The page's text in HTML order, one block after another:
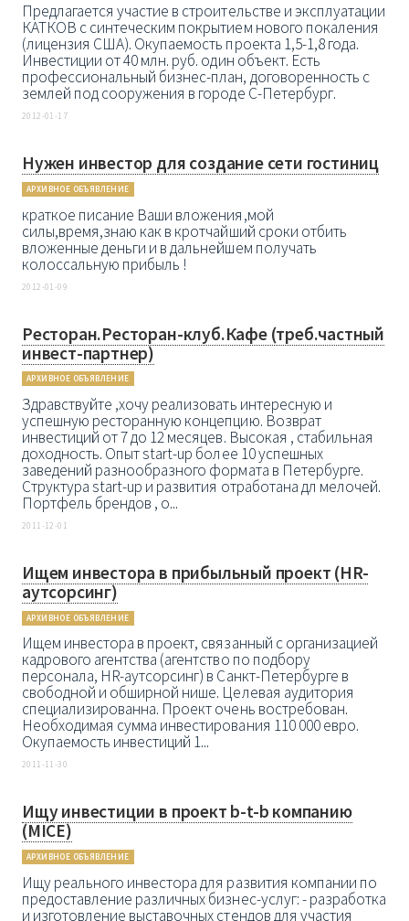
Предлагается участие в строительстве и эксплуатации
КАТКОВ с синтеческим покрытием нового покаления
(лицензия США). Окупаемость проекта 1,5-1,8 года.
Инвестиции от 40 млн. руб. один объект. Есть
профессиональный бизнес-план, договоренность с
землей под сооружения в городе С-Петербург.
2012-01-17
Нужен инвестор для создание сети гостиниц
АРХИВНОЕ ОБЪЯВЛЕНИЕ
краткое писание Ваши вложения,мой
силы,время,знаю как в кротчайший сроки отбить
вложенные деньги и в дальнейшем получать
колоссальную прибыль !
2012-01-09
Ресторан.Ресторан-клуб.Кафе (треб.частный
инвест-партнер)
АРХИВНОЕ ОБЪЯВЛЕНИЕ
Здравствуйте ,хочу реализовать интересную и
успешную ресторанную концепцию. Возврат
инвестиций от 7 до 12 месяцев. Высокая , стабильная
доходность. Опыт start-up более 10 успешных
заведений разнообразного формата в Петербурге.
Структура start-up и развития отработана дл мелочей.
Портфель брендов , о...
2011-12-01
Ищем инвестора в прибыльный проект (HR-
аутсорсинг)
АРХИВНОЕ ОБЪЯВЛЕНИЕ
Ищем инвестора в проект, связанный с организацией
кадрового агентства (агентство по подбору
персонала, HR-аутсорсинг) в Санкт-Петербурге в
свободной и обширной нише. Целевая аудитория
специализированна. Проект очень востребован.
Необходимая сумма инвестирования 110 000 евро.
Окупаемость инвестиций 1...
2011-11-30
Ищу инвестиции в проект b-t-b компанию
(MICE)
АРХИВНОЕ ОБЪЯВЛЕНИЕ
Ищу реального инвестора для развития компании по
предоставление различных бизнес-услуг: - разработка
и изготовление выставочных стендов для участия